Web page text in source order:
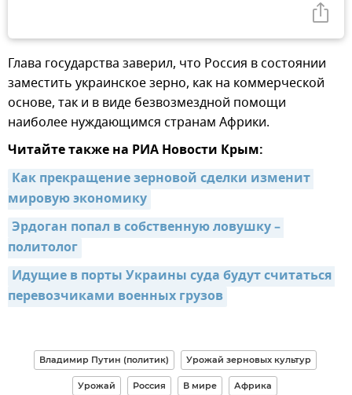
Глава государства заверил, что Россия в состоянии
заместить украинское зерно, как на коммерческой
основе, так и в виде безвозмездной помощи
наиболее нуждающимся странам Африки.
Читайте также на РИА Новости Крым:
Как прекращение зерновой сделки изменит
мировую экономику
Эрдоган попал в собственную ловушку –
политолог
Идущие в порты Украины суда будут считаться
перевозчиками военных грузов
Владимир Путин (политик) Урожай зерновых культур
Урожай Россия В мире Африка